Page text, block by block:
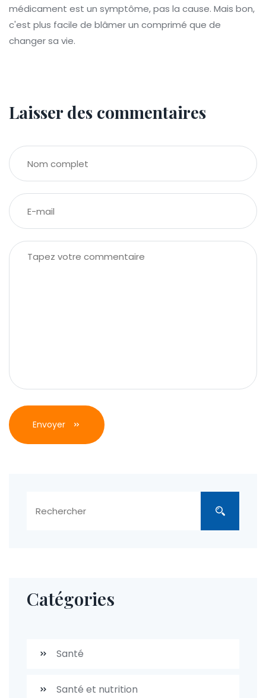
médicament est un symptôme, pas la cause. Mais bon,
c'est plus facile de blâmer un comprimé que de
changer sa vie.
Laisser des commentaires
Envoyer
Catégories
Santé
Santé et nutrition